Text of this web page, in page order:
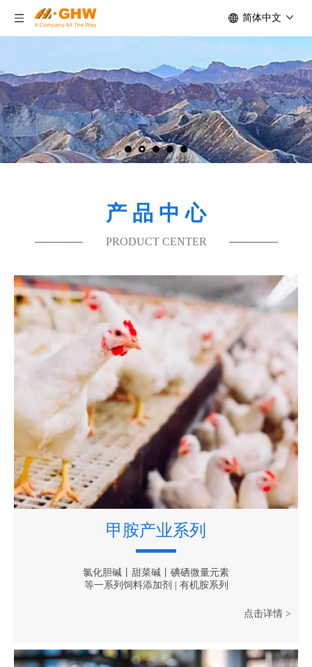
简体中文
产 品 中 心
PRODUCT CENTER
甲胺产业系列
氯化胆碱丨甜菜碱丨碘硒微量元素
等一系列饲料添加剂 | 有机胺系列
点击详情 >